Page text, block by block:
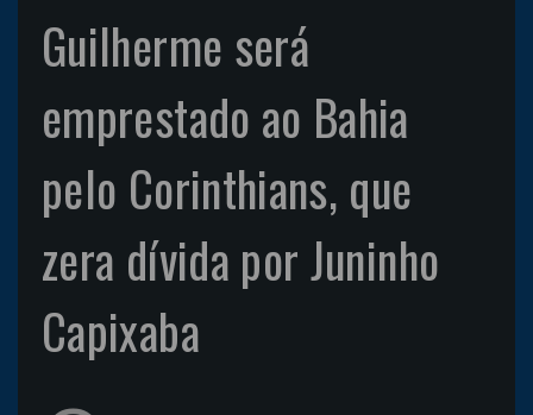
Guilherme será
emprestado ao Bahia
pelo Corinthians, que
zera dívida por Juninho
Capixaba